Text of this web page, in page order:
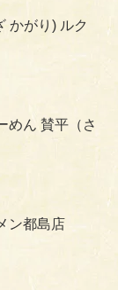
かがり) ルク
めん 賛平（さ
ン都島店